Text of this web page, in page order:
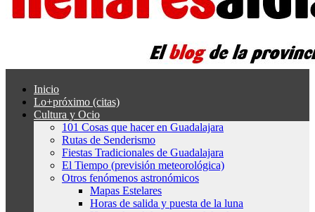
Inicio
Lo+próximo (citas)
Cultura y Ocio
101 Cosas que hacer en Guadalajara
Rutas de Senderismo
Fiestas Tradicionales de Guadalajara
El Tiempo (previsión meteorológica)
Otros fenómenos astronómicos
Mapas Estelares
Horas de salida y puesta de la luna